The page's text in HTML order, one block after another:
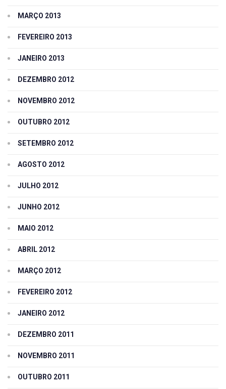
MARÇO 2013
FEVEREIRO 2013
JANEIRO 2013
DEZEMBRO 2012
NOVEMBRO 2012
OUTUBRO 2012
SETEMBRO 2012
AGOSTO 2012
JULHO 2012
JUNHO 2012
MAIO 2012
ABRIL 2012
MARÇO 2012
FEVEREIRO 2012
JANEIRO 2012
DEZEMBRO 2011
NOVEMBRO 2011
OUTUBRO 2011